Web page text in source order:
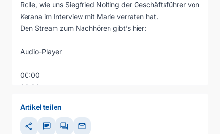
Rolle, wie uns Siegfried Nolting der Geschäftsführer von
Kerana im Interview mit Marie verraten hat.
Den Stream zum Nachhören gibt’s hier:
Audio-Player
00:00
00:00
Artikel teilen
share chat forum mail